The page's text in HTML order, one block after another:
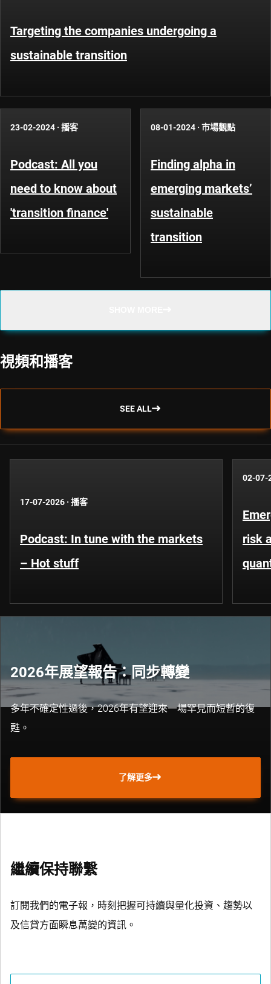
Targeting the companies undergoing a
sustainable transition
23-02-2024 · 播客
Podcast: All you
need to know about
'transition finance'
08-01-2024 · 市場觀點
Finding alpha in
emerging markets’
sustainable
transition
視頻和播客
SEE ALL
17-07-2026 · 播客
Podcast: In tune with the markets
– Hot stuff
02-07-
risk
2026年展望報告：同步轉變
多年不確定性過後，2026年有望迎來一場罕見而短暫的復
甦。
了解更多
繼續保持聯繫
訂閱我們的電子報，時刻把握可持續與量化投資、趨勢以
及信貸方面瞬息萬變的資訊。